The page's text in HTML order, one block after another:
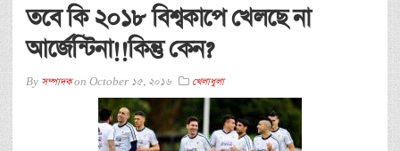
তবে কি ২০১৮ বিশ্বকাপে খেলছে না
আর্জেন্টিনা!!কিন্তু কেন?
By সম্পাদকon October 15, 2016 খেলাধুলা